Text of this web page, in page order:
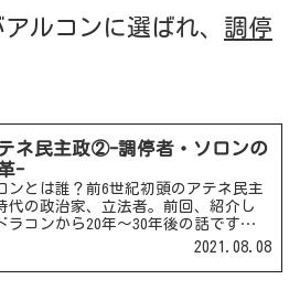
アルコンに選ばれ、 調停
ネ民主政②-調停者・ソロンの
-
ンとは誰？前6世紀初頭のアテネ民主
代の政治家、立法者。前回、紹介し
ラコンから20年～30年後の話です。
と平民の間に入って政治を行ったこ
の両者から不満が寄せられて政治か
2021.08.08